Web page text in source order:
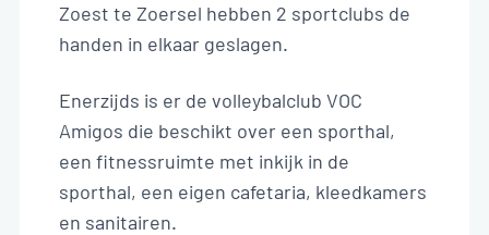
Contact
Vacatures
Stages
Zoest te Zoersel hebben 2 sportclubs de
handen in elkaar geslagen.
Enerzijds is er de volleybalclub VOC
Amigos die beschikt over een sporthal,
een fitnessruimte met inkijk in de
sporthal, een eigen cafetaria, kleedkamers
en sanitairen.